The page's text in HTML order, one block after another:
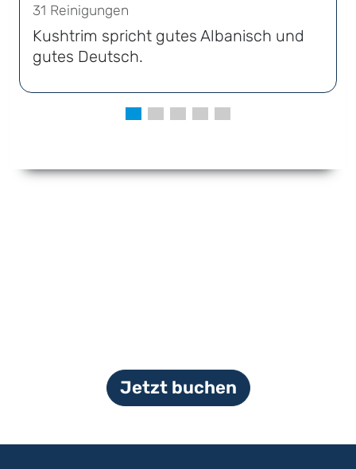
31 Reinigungen
Kushtrim spricht gutes Albanisch und
gutes Deutsch.
Jetzt buchen